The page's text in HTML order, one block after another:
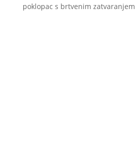
poklopac s brtvenim zatvaranjem